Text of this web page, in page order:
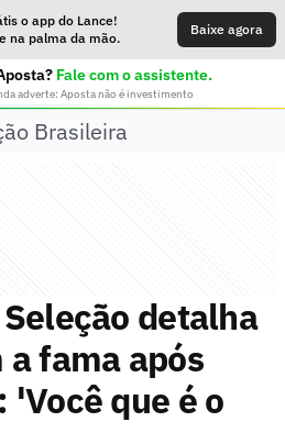
o app do Lance!
na palma da mão.
Baixe agora
Fale com o assistente.
adverte: Aposta não é investimento
Brasileira
detalha
fama após
'Você que é o